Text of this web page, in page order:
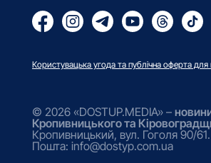
Користувацька угода та публічна оферта для
© 2026 «DOSTUP.MEDIA» –
Кропивницького та
Кропивницький, вул. Гоголя 90/61.
Пошта: info@dostyp.com.ua